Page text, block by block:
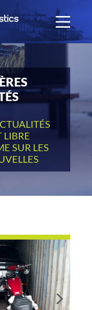
LIBRE
SUR LES